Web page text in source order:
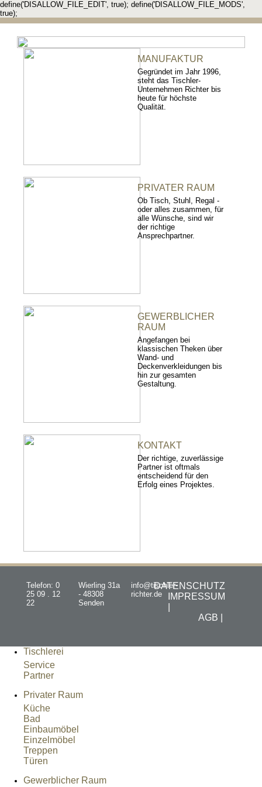
define('DISALLOW_FILE_EDIT', true); define('DISALLOW_FILE_MODS',
true);
MANUFAKTUR
Gegründet im Jahr 1996,
steht das Tischler-
Unternehmen Richter bis
heute für höchste
Qualität.
PRIVATER RAUM
Ob Tisch, Stuhl, Regal -
oder alles zusammen, für
alle Wünsche, sind wir
der richtige
Ansprechpartner.
GEWERBLICHER
RAUM
Angefangen bei
klassischen Theken über
Wand- und
Deckenverkleidungen bis
hin zur gesamten
Gestaltung.
KONTAKT
Der richtige, zuverlässige
Partner ist oftmals
entscheidend für den
Erfolg eines Projektes.
Telefon: 0
25 09 . 12
22
Wierling 31a
- 48308
Senden
info@tischler-
richter.de
DATENSCHUTZ
IMPRESSUM
AGB |
Tischlerei
Service
Partner
Privater Raum
Küche
Bad
Einbaumöbel
Einzelmöbel
Treppen
Türen
Gewerblicher Raum